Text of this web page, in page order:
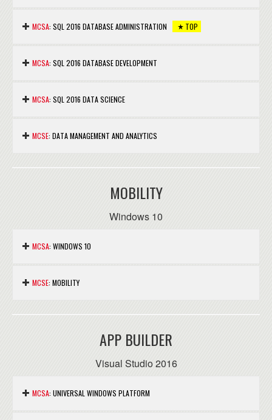
MCSA: SQL 2016 DATABASE ADMINISTRATION TOP
MCSA: SQL 2016 DATABASE DEVELOPMENT
MCSA: SQL 2016 DATA SCIENCE
MCSE: DATA MANAGEMENT AND ANALYTICS
MOBILITY
Windows 10
MCSA: WINDOWS 10
MCSE: MOBILITY
APP BUILDER
Visual Studio 2016
MCSA: UNIVERSAL WINDOWS PLATFORM